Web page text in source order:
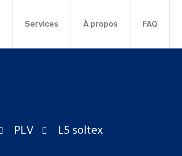
Services À propos FAQ
PLV L5 soltex